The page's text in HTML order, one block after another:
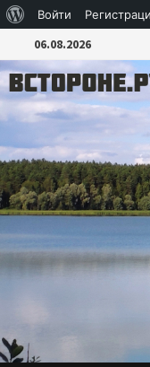
WordPress
Войти
Перейти
к
содержимому
06.08.2026